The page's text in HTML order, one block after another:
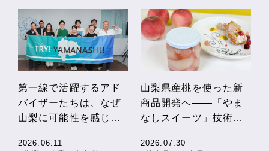
第一線で活躍するアド
バイザーたちは、なぜ
山梨に可能性を感じる
山梨県産桃を使った新
商品開発へ――「やま
なしスイーツ」技術向
2026.06.11
2026.07.30